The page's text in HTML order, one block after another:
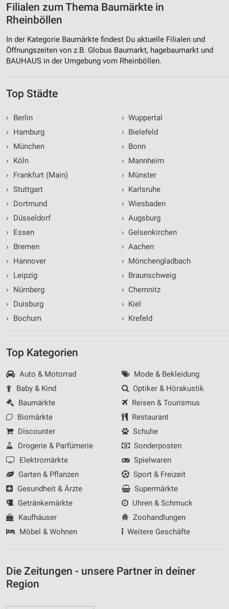
Filialen zum Thema Baumärkte in
Rheinböllen
In der Kategorie Baumärkte findest Du aktuelle Filialen und
Öffnungszeiten von z.B. Globus Baumarkt, hagebaumarkt und
BAUHAUS in der Umgebung vom Rheinböllen.
Top Städte
›
Berlin
›
Hamburg
›
München
›
Köln
›
Frankfurt (Main)
› Stuttgart
›
Dortmund
›
Düsseldorf
›
Essen
›
Bremen
›
Hannover
›
Leipzig
›
Nürnberg
›
Duisburg
›
Bochum
› Wuppertal
› Bielefeld
› Bonn
› Mannheim
› Münster
› Karlsruhe
› Wiesbaden
› Augsburg
› Gelsenkirchen
› Aachen
› Mönchengladbach
› Braunschweig
› Chemnitz
› Kiel
› Krefeld
Top Kategorien
Auto & Motorrad
Baby & Kind
Baumärkte
Biomärkte
Discounter
Drogerie & Parfümerie
Elektromärkte
Garten & Pflanzen
Gesundheit & Ärzte
Getränkemärkte
Kaufhäuser
Möbel & Wohnen
Mode & Bekleidung
Optiker & Hörakustik
Reisen & Tourismus
Restaurant
Schuhe
Sonderposten
Spielwaren
Sport & Freizeit
Supermärkte
Uhren & Schmuck
Zoohandlungen
Weitere Geschäfte
Die Zeitungen - unsere Partner in deiner
Region